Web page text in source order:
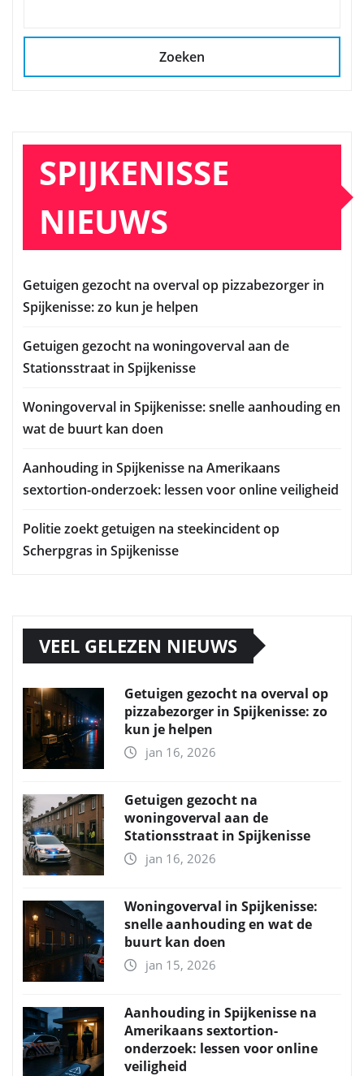
Zoeken
SPIJKENISSE
NIEUWS
Getuigen gezocht na overval op pizzabezorger in
Spijkenisse: zo kun je helpen
Getuigen gezocht na woningoverval aan de
Stationsstraat in Spijkenisse
Woningoverval in Spijkenisse: snelle aanhouding en
wat de buurt kan doen
Aanhouding in Spijkenisse na Amerikaans
sextortion-onderzoek: lessen voor online veiligheid
Politie zoekt getuigen na steekincident op
Scherpgras in Spijkenisse
VEEL GELEZEN NIEUWS
Getuigen gezocht na overval op
pizzabezorger in Spijkenisse: zo
kun je helpen
jan 16, 2026
Getuigen gezocht na
woningoverval aan de
Stationsstraat in Spijkenisse
jan 16, 2026
Woningoverval in Spijkenisse:
snelle aanhouding en wat de
buurt kan doen
jan 15, 2026
Aanhouding in Spijkenisse na
Amerikaans sextortion-
onderzoek: lessen voor online
veiligheid